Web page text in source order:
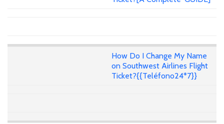
How Do I Change My Name
on Southwest Airlines Flight
Ticket?{{Teléfono24*7}}